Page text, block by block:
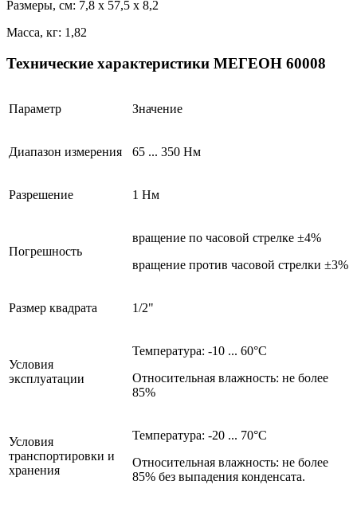
Размеры, см: 7,8 x 57,5 x 8,2
Масса, кг: 1,82
Технические характеристики МЕГЕОН 60008
Параметр Значение
Диапазон измерения 65 ... 350 Нм
Разрешение 1 Нм
Погрешность
вращение по часовой стрелке ±4%
вращение против часовой стрелки ±3%
Размер квадрата 1/2"
Условия
эксплуатации
Температура: -10 ... 60°С
Относительная влажность: не более
85%
Условия
транспортировки и
хранения
Температура: -20 ... 70°С
Относительная влажность: не более
85% без выпадения конденсата.